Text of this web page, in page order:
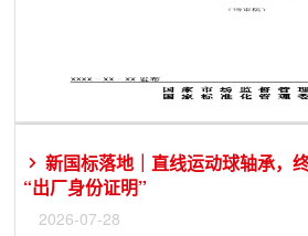
新国标落地｜直线运动球轴承，
“出厂身份证明”
2026-07-28